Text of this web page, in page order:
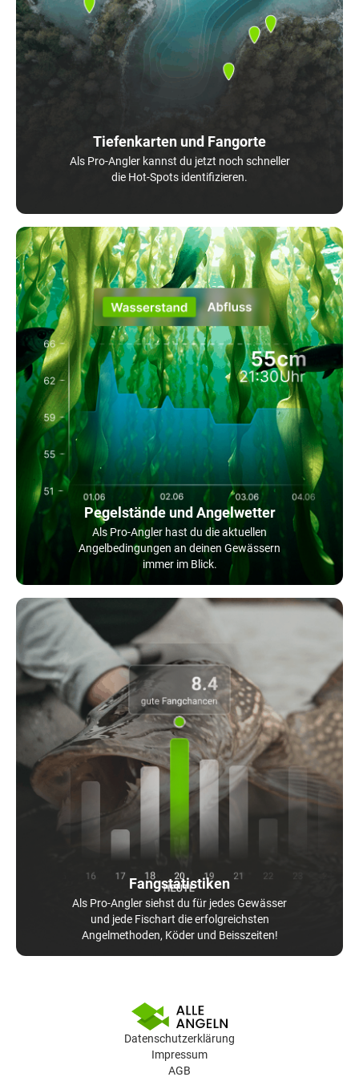
Tiefenkarten und Fangorte
Als Pro-Angler kannst du jetzt noch schneller
die Hot-Spots identifizieren.
Pegelstände und Angelwetter
Als Pro-Angler hast du die aktuellen
Angelbedingungen an deinen Gewässern
immer im Blick.
Fangstatistiken
Als Pro-Angler siehst du für jedes Gewässer
und jede Fischart die erfolgreichsten
Angelmethoden, Köder und Beisszeiten!
Datenschutzerklärung
Impressum
AGB